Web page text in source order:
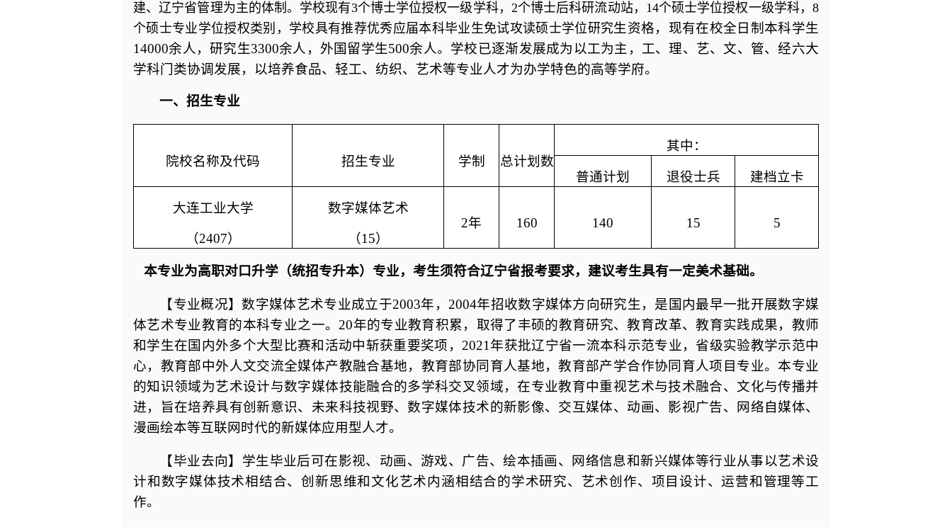
建、辽宁省管理为主的体制。学校现有3个博士学位授权一级学科， 2个博士后科研流动站， 14个硕士学位授权一级学科，8
个硕士专业学位授权类别，学校具有推荐优秀应届本科毕业生免试攻读硕士学位研究生资格，现有在校全日制本科学生
14000余人，研究生3300余人，外国留学生500余人。学校已逐渐发展成为以工为主，工、理、艺、文、管、经六大
学科门类协调发展，以培养食品、轻工、纺织、艺术等专业人才为办学特色的高等学府。
一、招生专业
院校名称及代码 招生专业 学制 总计划数
其中：
普通计划 退役士兵 建档立卡
大连工业大学
（2407）
数字媒体艺术
（15）
2年 160 140 15 5
本专业为高职对口升学（统招专升本）专业，考生须符合辽宁省报考要求，建议考生具有一定美术基础。
【专业概况】数字媒体艺术专业成立于2003年，2004年招收数字媒体方向研究生，是国内最早一批开展数字媒
体艺术专业教育的本科专业之一。20年的专业教育积累，取得了丰硕的教育研究、教育改革、教育实践成果，教师
和学生在国内外多个大型比赛和活动中斩获重要奖项，2021年获批辽宁省一流本科示范专业，省级实验教学示范中
心，教育部中外人文交流全媒体产教融合基地，教育部协同育人基地，教育部产学合作协同育人项目专业。本专业
的知识领域为艺术设计与数字媒体技能融合的多学科交叉领域，在专业教育中重视艺术与技术融合、文化与传播并
进，旨在培养具有创新意识、未来科技视野、数字媒体技术的新影像、交互媒体、动画、影视广告、网络自媒体、
漫画绘本等互联网时代的新媒体应用型人才。
【毕业去向】学生毕业后可在影视、动画、游戏、广告、绘本插画、网络信息和新兴媒体等行业从事以艺术设
计和数字媒体技术相结合、创新思维和文化艺术内涵相结合的学术研究、艺术创作、项目设计、运营和管理等工
作。